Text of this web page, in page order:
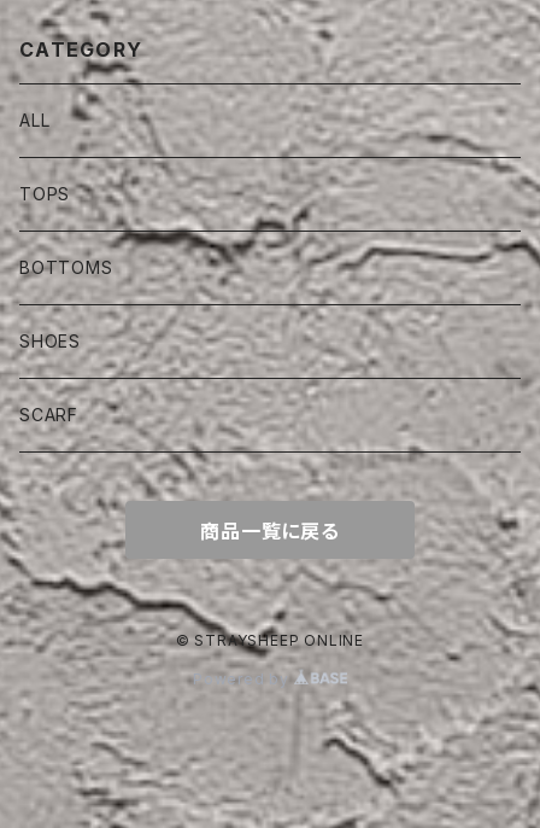
CATEGORY
ALL
TOPS
BOTTOMS
SHOES
SCARF
商品一覧に戻る
© STRAYSHEEP ONLINE
Powered by